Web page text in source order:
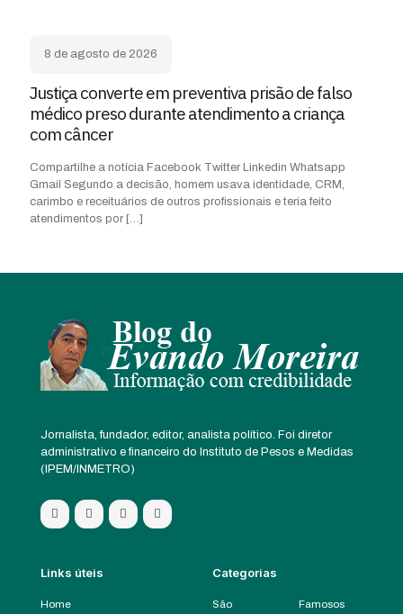
8 de agosto de 2026
Justiça converte em preventiva prisão de falso
médico preso durante atendimento a criança
com câncer
Compartilhe a notícia Facebook Twitter Linkedin Whatsapp
Gmail Segundo a decisão, homem usava identidade, CRM,
carimbo e receituários de outros profissionais e teria feito
atendimentos por […]
Jornalista, fundador, editor, analista político. Foi diretor
administrativo e financeiro do Instituto de Pesos e Medidas
(IPEM/INMETRO)
Links úteis
Home
Categorias
São
Famosos